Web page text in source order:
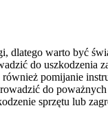
warto być
do
pomijanie
do
sprzętu lub